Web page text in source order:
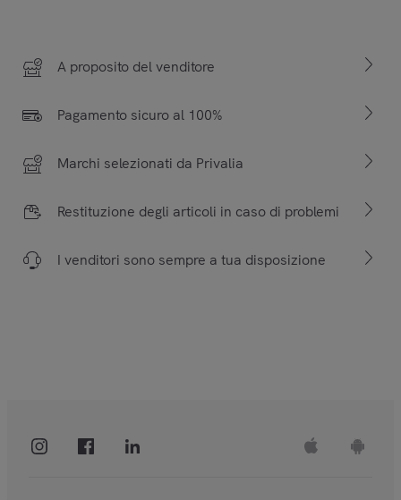
A proposito del venditore
Pagamento sicuro al 100%
Marchi selezionati da Privalia
Restituzione degli articoli in caso di problemi
I venditori sono sempre a tua disposizione